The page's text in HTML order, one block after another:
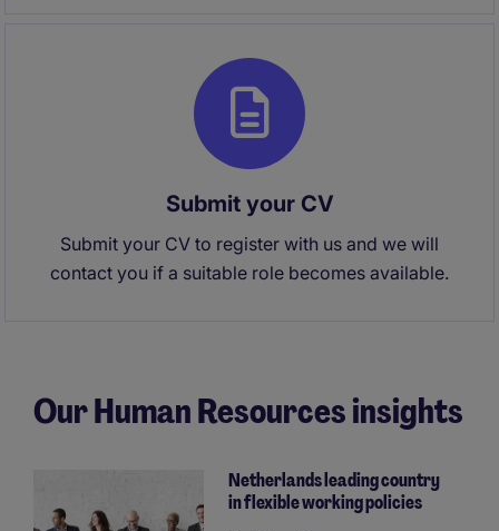
Submit your CV
Submit your CV to register with us and we will
contact you if a suitable role becomes available.
Our Human Resources insights
Netherlands leading country
in flexible working policies